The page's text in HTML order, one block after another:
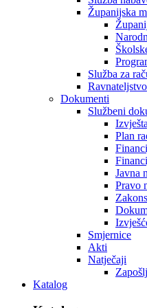
Županijska
Služba za
Ravnateljstvo
Dokumenti
Službeni
Plan
Javna
Pravo
Smjernice
Akti
Natječaji
Katalog